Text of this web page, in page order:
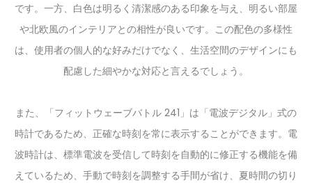
です。一方、白色は明るく清潔感のある印象を与え、明るい部屋
や北欧風のインテリアとの相性が良いです。この配色の多様性
は、使用者の個人的な好みだけでなく、生活空間のデザインにも
配慮した細やかな対応と言えるでしょう。
また、「フィットウェーブバトル 241」は「電波デジタル」式の
時計であるため、正確な時刻を常に表示することができます。電
波時計は、標準電波を受信して時刻を自動的に修正する機能を備
えているため、手動で時刻を調整する手間が省け、夏時間の切り